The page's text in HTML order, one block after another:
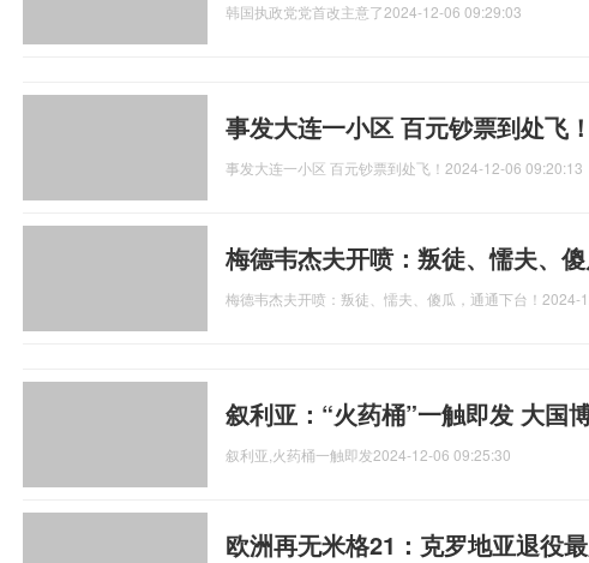
韩国执政党党首改主意了2024-12-06 09:29:03
事发大连一小区 百元钞票到处飞！
事发大连一小区 百元钞票到处飞！ 2024-12-06 09:20:13
梅德韦杰夫开喷：叛徒、懦夫、傻
梅德韦杰夫开喷：叛徒、懦夫、傻瓜，通通下台！ 2024-
叙利亚：“火药桶”一触即发 大国
叙利亚,火药桶一触即发2024-12-06 09:25:30
欧洲再无米格21：克罗地亚退役